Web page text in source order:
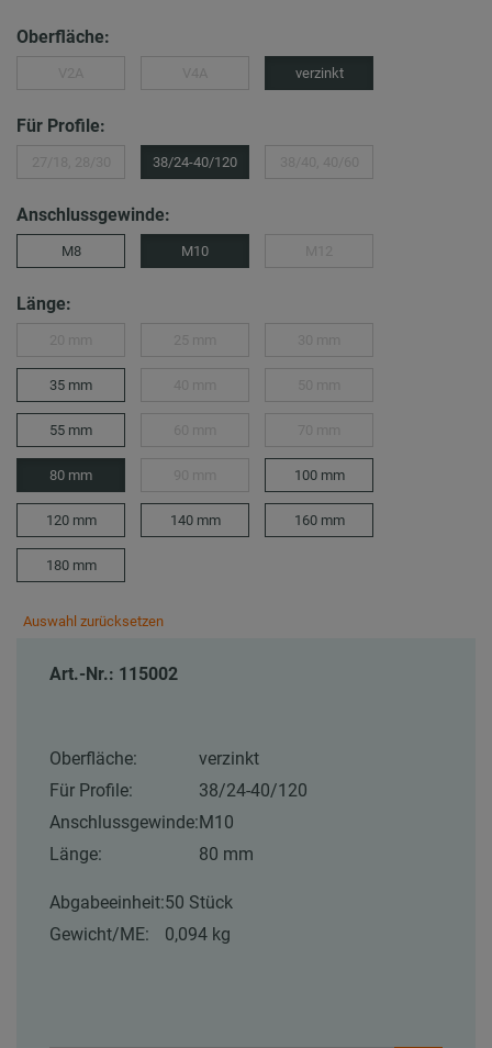
Oberfläche:
verzinkt
Für Profile:
38/24-40/120
Anschlussgewinde:
M8 M10
Länge:
35 mm
55 mm
80 mm 100 mm
120 mm 140 mm 160 mm
180 mm
Auswahl zurücksetzen
Art.-Nr.: 115002
Oberfläche:
verzinkt
Für Profile:
38/24-40/120
Anschlussgewinde:M10
Länge:
80 mm
Abgabeeinheit:50 Stück
Gewicht/ME:
0,094 kg